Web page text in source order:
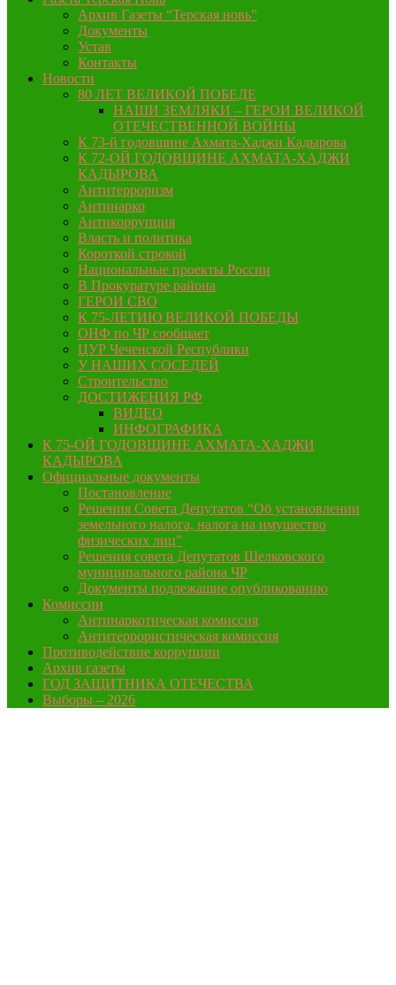
Архив Газеты “Терская новь”
Документы
Устав
Контакты
Новости
80 ЛЕТ ВЕЛИКОЙ ПОБЕДЕ
НАШИ ЗЕМЛЯКИ – ГЕРОИ ВЕЛИКОЙ
ОТЕЧЕСТВЕННОЙ ВОЙНЫ
К 73-й годовщине Ахмата-Хаджи Кадырова
К 72-ОЙ ГОДОВЩИНЕ АХМАТА-ХАДЖИ
КАДЫРОВА
Антитерроризм
Антинарко
Антикоррупция
Власть и политика
Короткой строкой
Национальные проекты России
В Прокуратуре района
ГЕРОИ СВО
К 75-ЛЕТИЮ ВЕЛИКОЙ ПОБЕДЫ
ОНФ по ЧР сообщает
ЦУР Чеченской Республики
У НАШИХ СОСЕДЕЙ
Строительство
ДОСТИЖЕНИЯ РФ
ВИДЕО
ИНФОГРАФИКА
К 75-ОЙ ГОДОВЩИНЕ АХМАТА-ХАДЖИ
КАДЫРОВА
Официальные документы
Постановление
Решения Совета Депутатов “Об установлении
земельного налога, налога на имущество
физических лиц”
Решения совета Депутатов Шелковского
муниципального района ЧР
Документы подлежащие опубликованию
Комиссии
Антинаркотическая комиссия
Антитеррористическая комиссия
Противодействие коррупции
Архив газеты
ГОД ЗАЩИТНИКА ОТЕЧЕСТВА
Выборы – 2026